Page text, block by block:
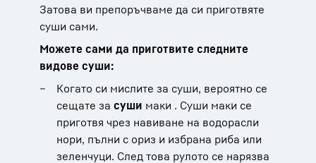
Затова ви препоръчваме да си приготвяте
суши сами.
Можете сами да приготвите следните
видове суши:
Когато си мислите за суши, вероятно се
сещате за суши маки . Суши маки се
приготвя чрез навиване на водорасли
нори, пълни с ориз и избрана риба или
зеленчуци. След това рулото се нарязва